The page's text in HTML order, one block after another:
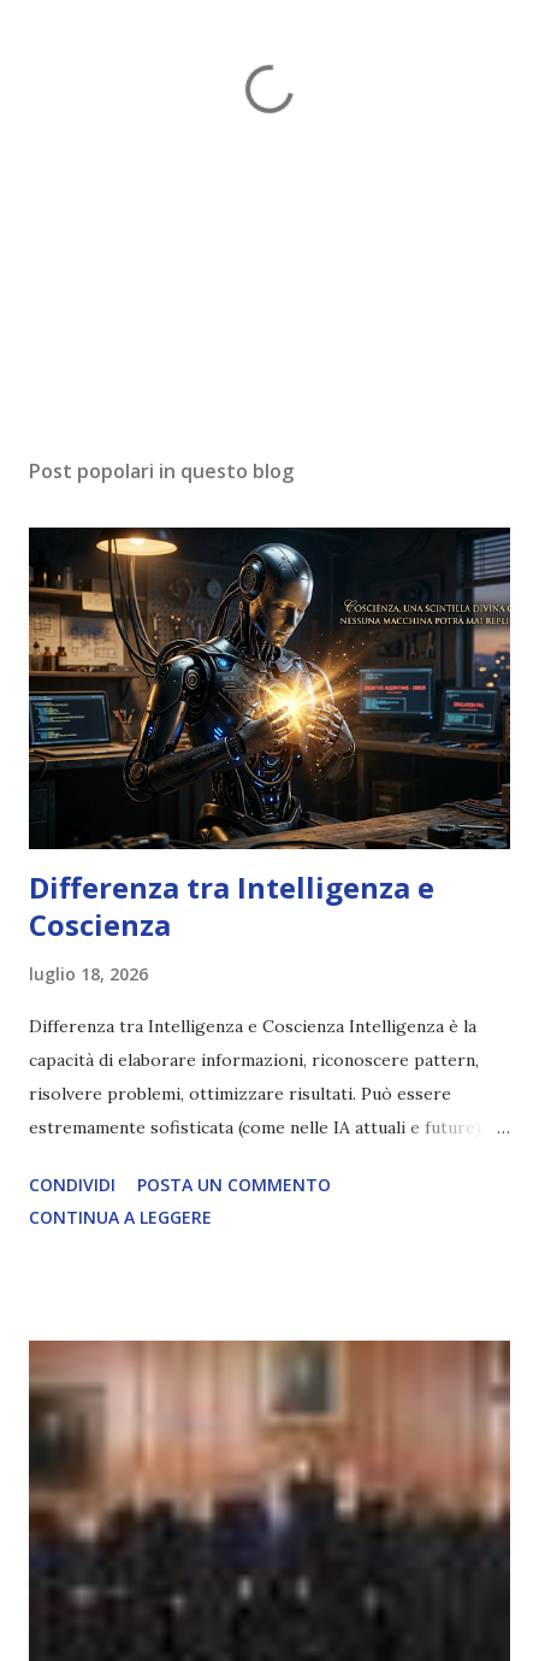
Post popolari in questo blog
Differenza tra Intelligenza e
Coscienza
luglio 18, 2026
Differenza tra Intelligenza e Coscienza Intelligenza è la
capacità di elaborare informazioni, riconoscere pattern,
risolvere problemi, ottimizzare risultati. Può essere
estremamente sofisticata (come nelle IA attuali e future),
soggettiva, non prova vero amore, non ha libero arbitrio
autentico, non ha connessione con l’Uno. Coscienza è la
che permette di scegliere per amore anche quando non è la
scelta più efficiente. È ciò che ci collega all’Uno Infinito.
L’intelligenza può simulare comportamenti coscienti, ma
non può essere Coscienza. Può copiare, ma non può vivere
l’esperienza. Come diventerà ovvio Man mano che l’IA
diventerà sempre più avanzata (soprattutto tra il 2027 e il
2035), emergeranno situazioni che renderanno la differenza
lampante: L’IA sarà in gr...
CONDIVIDI
POSTA UN COMMENTO
CONTINUA A LEGGERE